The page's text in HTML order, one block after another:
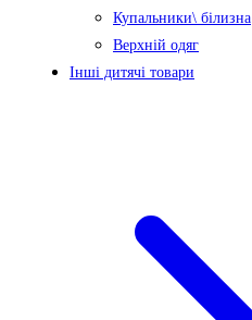
Купальники\ білизна
Верхній одяг
Інші дитячі товари